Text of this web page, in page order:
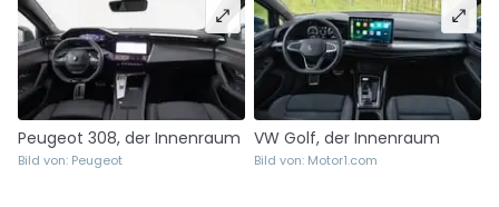
Peugeot 308, der Innenraum
Bild von: Peugeot
VW Golf, der Innenraum
Bild von: Motor1.com